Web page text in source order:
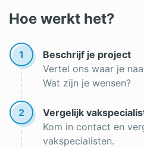
Hoe werkt het?
1
Beschrijf je project
Vertel ons waar je
Wat zijn je wensen?
2
Vergelijk
Kom in contact en
vakspecialisten.